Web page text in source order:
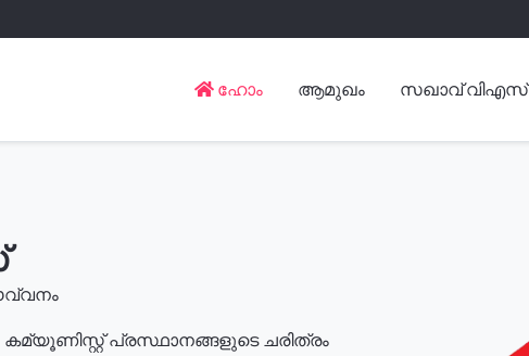
ഹോം ആമുഖം സഖാവ് വിഎസ്
കമ്യൂണിസ്റ്റ് പ്രസ്ഥാനങ്ങളുടെ ചരിത്രം